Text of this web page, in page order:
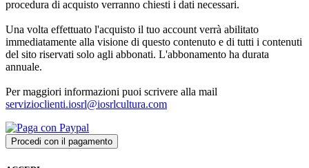
procedura di acquisto verranno chiesti i dati necessari.
Una volta effettuato l'acquisto il tuo account verrà abilitato
immediatamente alla visione di questo contenuto e di tutti i contenuti
del sito riservati solo agli abbonati. L'abbonamento ha durata
annuale.
Per maggiori informazioni puoi scrivere alla mail
servizioclienti.iosrl@iosrlcultura.com